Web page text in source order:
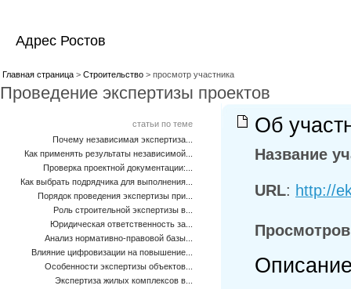
Адрес Ростов
Главная страница > Строительство > просмотр участника
Проведение экспертизы проектов
статьи по теме
Почему независимая экспертиза...
Как применять результаты независимой...
Проверка проектной документации:...
Как выбрать подрядчика для выполнения...
Порядок проведения экспертизы при...
Роль строительной экспертизы в...
Юридическая ответственность за...
Анализ нормативно-правовой базы...
Влияние цифровизации на повышение...
Особенности экспертизы объектов...
Экспертиза жилых комплексов в...
Об
Название
URL: http://
Просмотров